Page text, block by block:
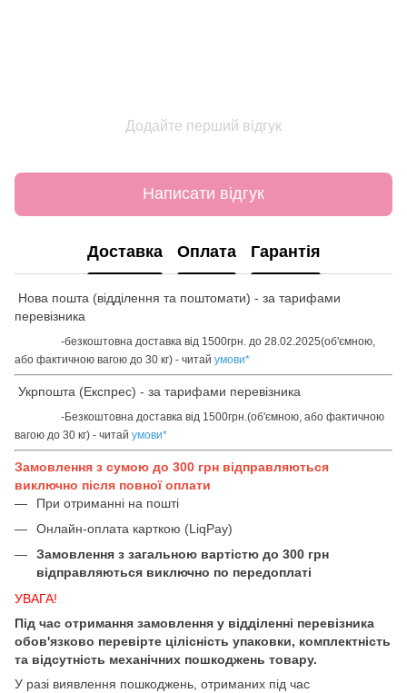
Додайте перший відгук
Написати відгук
Доставка Оплата Гарантія
Нова пошта (відділення та поштомати) - за тарифами
перевізника
-безкоштовна доставка від 1500грн. до 28.02.2025(об'ємною,
або фактичною вагою до 30 кг) - читай умови*
Укрпошта (Експрес) - за тарифами перевізника
-Безкоштовна доставка від 1500грн.(об'ємною, або фактичною
вагою до 30 кг) - читай умови*
Замовлення з сумою до 300 грн відправляються
виключно після повної оплати
При отриманні на пошті
Онлайн-оплата карткою (LiqPay)
Замовлення з загальною вартістю до 300 грн
відправляються виключно по передоплаті
УВАГА!
Під час отримання замовлення у відділенні перевізника
обов'язково перевірте цілісність упаковки, комплектність
та відсутність механічних пошкоджень товару.
У разі виявлення пошкоджень, отриманих під час